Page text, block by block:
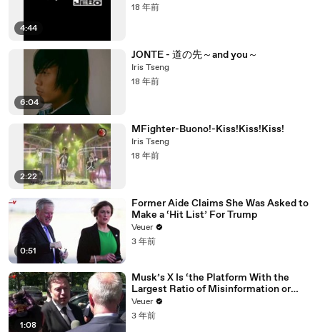
4:44
18 年前
6:04
JONTE - 道の先～and you～
Iris Tseng
18 年前
2:22
MFighter-Buono!-Kiss!Kiss!Kiss!
Iris Tseng
18 年前
0:51
Former Aide Claims She Was Asked to
Make a ‘Hit List’ For Trump
Veuer
3 年前
1:08
Musk’s X Is ‘the Platform With the
Largest Ratio of Misinformation or
Disinformation’ Amongst All Social
Media Platforms
Veuer
3 年前